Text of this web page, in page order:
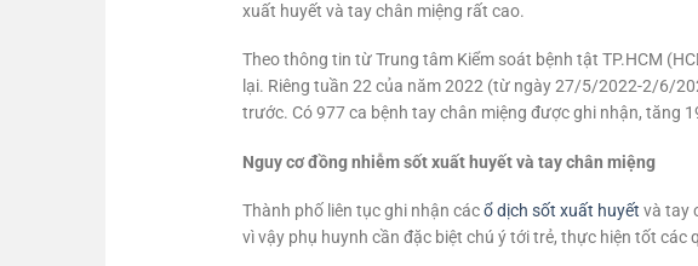
xuất huyết và tay chân miệng rất cao.
Theo thông tin từ Trung tâm Kiểm soát bệnh tật TP.HCM
lại. Riêng tuần 22 của năm 2022 (từ ngày 27/5/2022-2/6/
trước. Có 977 ca bệnh tay chân miệng được ghi nhận, tăng
Nguy cơ đồng nhiễm sốt xuất huyết và tay chân miệng
Thành phố liên tục ghi nhận cácổ dịch sốt xuất huyết và tay
vì vậy phụ huynh cần đặc biệt chú ý tới trẻ, thực hiện tốt